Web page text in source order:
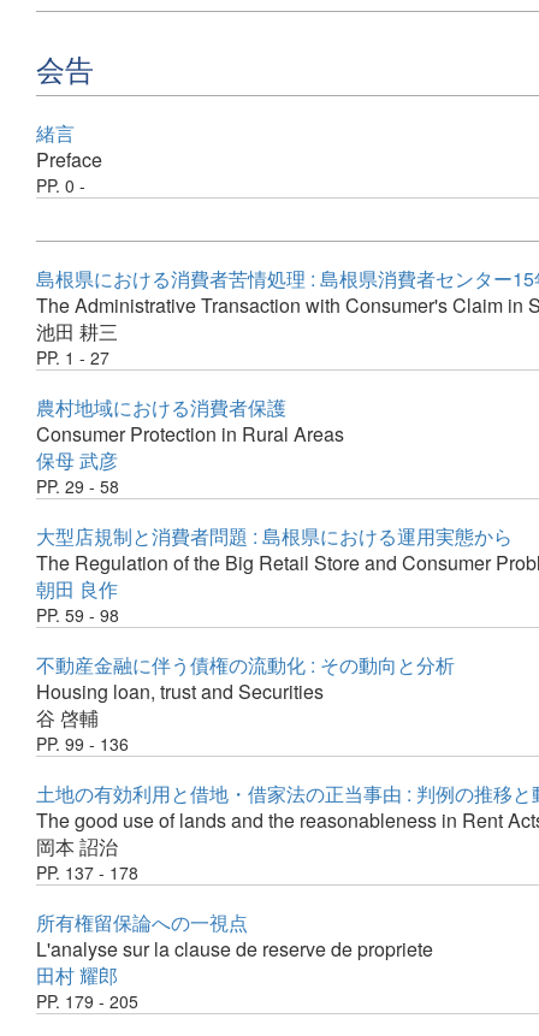
会告
緒言
Preface
PP. 0 -
島根県における消費者苦情処理 : 島根県消費者センター
The Administrative Transaction with Consumer's Claim in
池田 耕三
PP. 1 - 27
農村地域における消費者保護
Consumer Protection in Rural Areas
保母 武彦
PP. 29 - 58
大型店規制と消費者問題 : 島根県における運用実態から
The Regulation of the Big Retail Store and Consumer
朝田 良作
PP. 59 - 98
不動産金融に伴う債権の流動化 : その動向と分析
Housing loan, trust and Securities
谷 啓輔
PP. 99 - 136
土地の有効利用と借地・借家法の正当事由 : 判例の推移
The good use of lands and the reasonableness in Rent
岡本 詔治
PP. 137 - 178
所有権留保論への一視点
L'analyse sur la clause de reserve de propriete
田村 耀郎
PP. 179 - 205